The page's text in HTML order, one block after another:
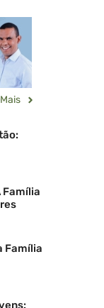
Mais
Família
Família